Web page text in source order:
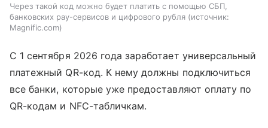
Через такой код можно будет платить с помощью СБП,
банковских pay-сервисов и цифрового рубля
источник:
Magnific.com
С 1 сентября 2026 года заработает универсальный
платежный QR-код. К нему должны подключиться
все банки, которые уже предоставляют оплату по
QR-кодам и NFC-табличкам.